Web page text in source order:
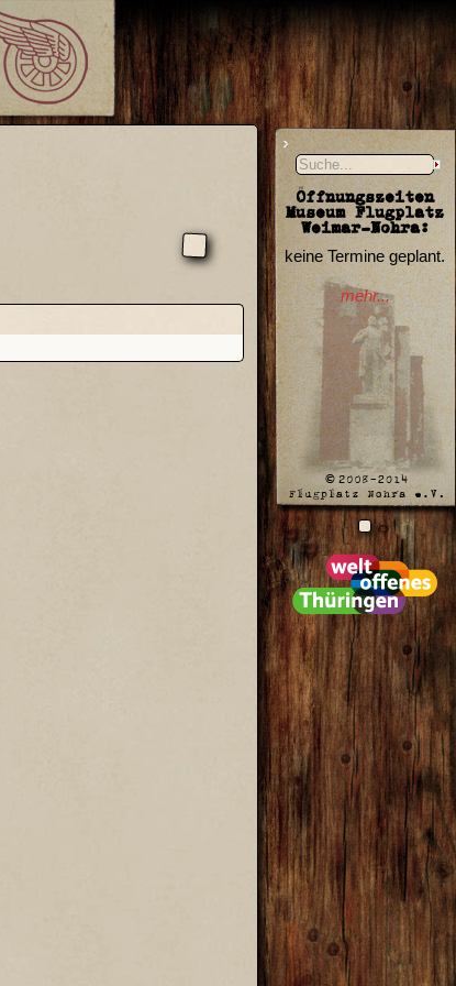
Öffnungszeiten
Museum Flugplatz
Weimar-Nohra:
keine Termine geplant.
mehr...